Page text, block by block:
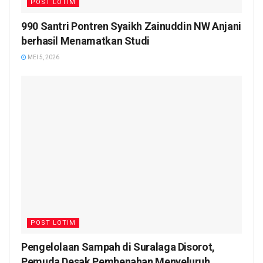
POST LOTIM
990 Santri Pontren Syaikh Zainuddin NW Anjani
berhasil Menamatkan Studi
MEI 5, 2026
POST LOTIM
Pengelolaan Sampah di Suralaga Disorot,